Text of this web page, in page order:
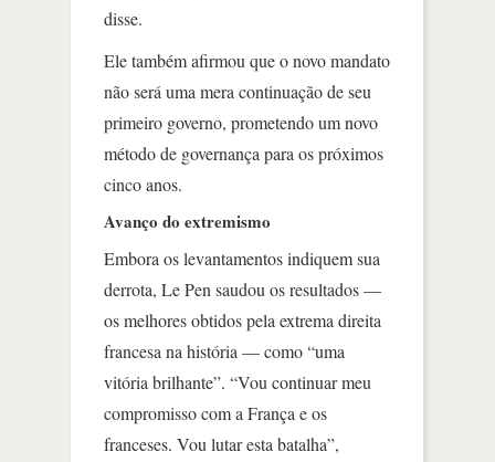
disse.
Ele também afirmou que o novo mandato
não será uma mera continuação de seu
primeiro governo, prometendo um novo
método de governança para os próximos
cinco anos.
Avanço do extremismo
Embora os levantamentos indiquem sua
derrota, Le Pen saudou os resultados —
os melhores obtidos pela extrema direita
francesa na história — como “uma
vitória brilhante”. “Vou continuar meu
compromisso com a França e os
franceses. Vou lutar esta batalha”,